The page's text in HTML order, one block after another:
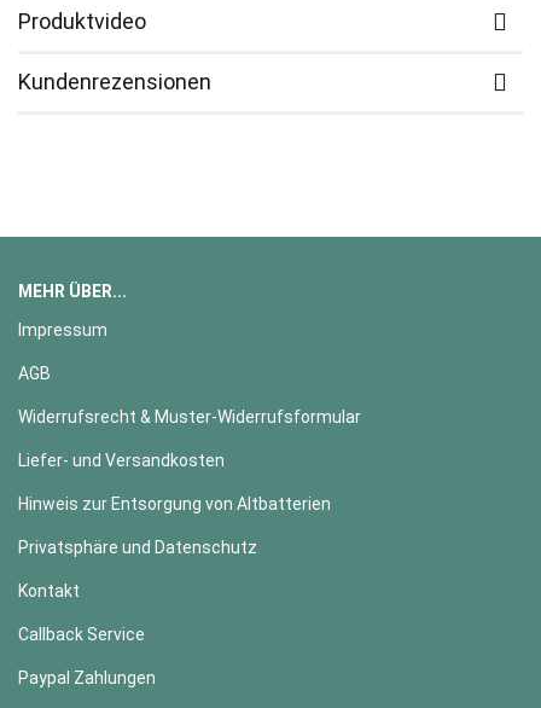
Produktvideo
Kundenrezensionen
MEHR ÜBER...
Impressum
AGB
Widerrufsrecht & Muster-Widerrufsformular
Liefer- und Versandkosten
Hinweis zur Entsorgung von Altbatterien
Privatsphäre und Datenschutz
Kontakt
Callback Service
Paypal Zahlungen